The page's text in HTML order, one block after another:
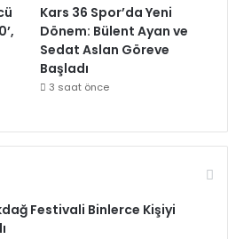
Kars 36 Spor’da Yeni
Dönem: Bülent Ayan ve
Sedat Aslan Göreve
Başladı
3 saat önce
Festivali Binlerce Kişiyi